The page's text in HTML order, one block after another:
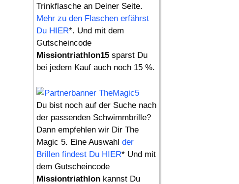
Trinkflasche an Deiner Seite.
Mehr zu den Flaschen erfährst
Du HIER*. Und mit dem
Gutscheincode
Missiontriathlon15 sparst Du
bei jedem Kauf auch noch 15 %.
Du bist noch auf der Suche nach
der passenden Schwimmbrille?
Dann empfehlen wir Dir The
Magic 5. Eine Auswahl der
Brillen findest Du HIER* Und mit
dem Gutscheincode
Missiontriathlon kannst Du